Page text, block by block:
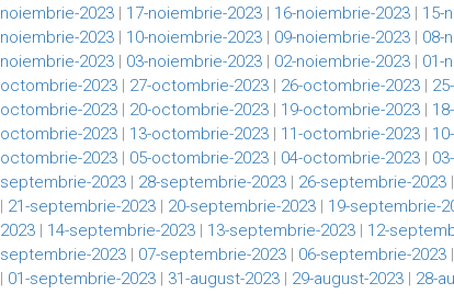
noiembrie-2023 | 17-noiembrie-2023 | 16-noiembrie-2023 | 15-
noiembrie-2023 | 10-noiembrie-2023 | 09-noiembrie-2023 | 08-
noiembrie-2023 | 03-noiembrie-2023 | 02-noiembrie-2023 | 01-
octombrie-2023 | 27-octombrie-2023 | 26-octombrie-2023 |
octombrie-2023 | 20-octombrie-2023 | 19-octombrie-2023 |
octombrie-2023 | 13-octombrie-2023 | 11-octombrie-2023 |
octombrie-2023 | 05-octombrie-2023 | 04-octombrie-2023 |
septembrie-2023 | 28-septembrie-2023 | 26-septembrie-2023 |
| 21-septembrie-2023 | 20-septembrie-2023 | 19-septembrie-
2023 | 14-septembrie-2023 | 13-septembrie-2023 | 12-
septembrie-2023 | 07-septembrie-2023 | 06-septembrie-2023 |
| 01-septembrie-2023 | 31-august-2023 | 29-august-2023 | 28-